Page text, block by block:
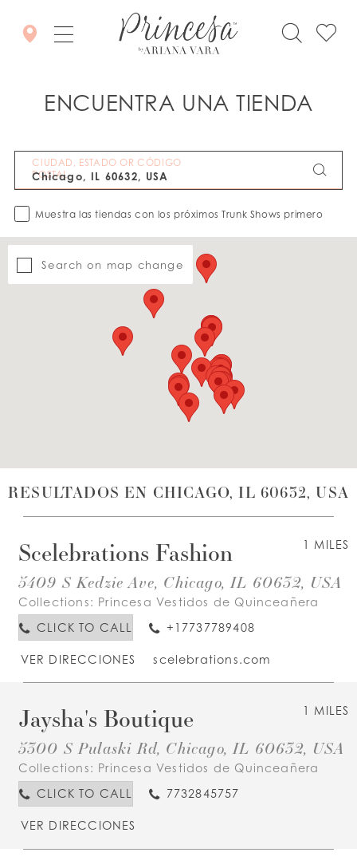
LISTA DE DESEOS
ENCUENTRA UNA TIENDA
CIUDAD, ESTADO OR CÓDIGO
POSTAL
Muestra las tiendas con los próximos Trunk Shows primero
Search on map change
RESULTADOS EN CHICAGO, IL 60632, USA
1 MILES
Scelebrations Fashion
5409 S Kedzie Ave, Chicago, IL 60632, USA
Collections: Princesa Vestidos de Quinceañera
CLICK TO CALL
+17737789408
VER DIRECCIONES scelebrations.com
1 MILES
Jaysha's Boutique
5300 S Pulaski Rd, Chicago, IL 60632, USA
Collections: Princesa Vestidos de Quinceañera
CLICK TO CALL
7732845757
VER DIRECCIONES